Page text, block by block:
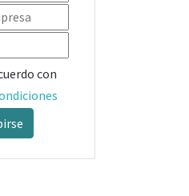
con